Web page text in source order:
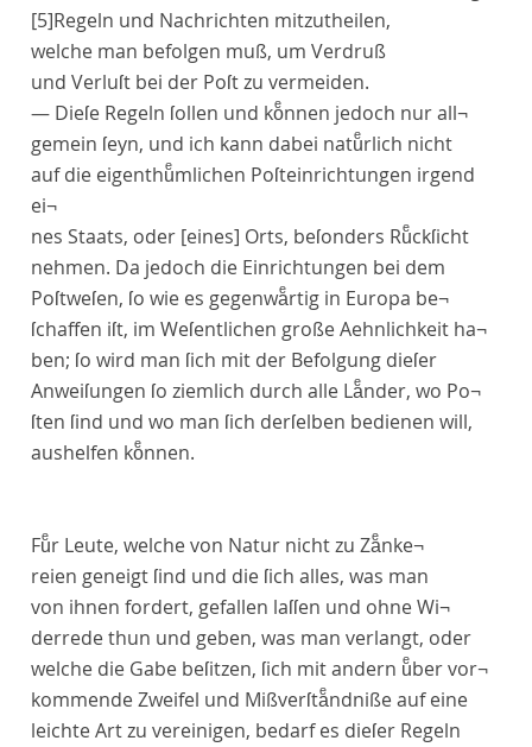
[5]Regeln und Nachrichten mitzutheilen,
welche man befolgen muß, um Verdruß
und Verluſt bei der Poſt zu vermeiden.
— Dieſe Regeln ſollen und koͤnnen jedoch nur all¬
gemein ſeyn, und ich kann dabei natuͤrlich nicht
auf die eigenthuͤmlichen Poſteinrichtungen irgend
ei¬
nes Staats, oder [eines] Orts, beſonders Ruͤckſicht
nehmen. Da jedoch die Einrichtungen bei dem
Poſtweſen, ſo wie es gegenwaͤrtig in Europa be¬
ſchaffen iſt, im Weſentlichen große Aehnlichkeit ha¬
ben; ſo wird man ſich mit der Befolgung dieſer
Anweiſungen ſo ziemlich durch alle Laͤnder, wo Po¬
ſten ſind und wo man ſich derſelben bedienen will,
aushelfen koͤnnen.
Fuͤr Leute, welche von Natur nicht zu Zaͤnke¬
reien geneigt ſind und die ſich alles, was man
von ihnen fordert, gefallen laſſen und ohne Wi¬
derrede thun und geben, was man verlangt, oder
welche die Gabe beſitzen, ſich mit andern uͤber vor¬
kommende Zweifel und Mißverſtaͤndniße auf eine
leichte Art zu vereinigen, bedarf es dieſer Regeln